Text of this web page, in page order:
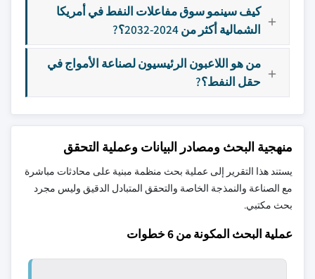
كيف سينمو سوق مفاعلات النفط في أمريكا
الشمالية أكثر من 2024-2032؟?
من هو اللاعبون الرئيسيون لصناعة الأمواج في
حقل النفط؟?
منهجية البحث ومصادر البيانات وعملية التحقق
يستند هذا التقرير إلى عملية بحث منظمة مبنية على محادثات مباشرة
مع الصناعة والنمذجة الخاصة والتحقق المتبادل الدقيق وليس مجرد
بحث مكتبي.
عملية البحث المكونة من 6 خطوات